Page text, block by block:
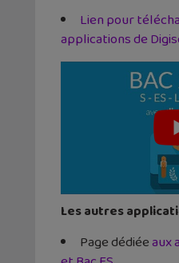
Lien pour
applications de
Les autres
Page dédiéeaux